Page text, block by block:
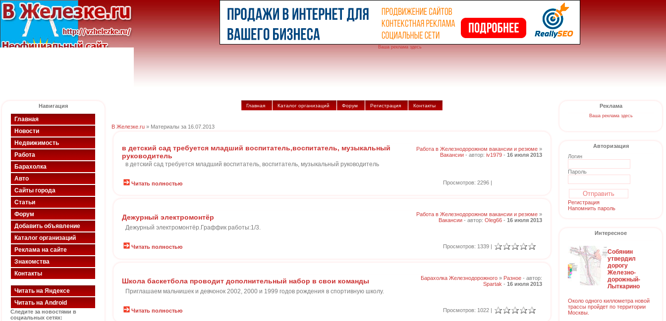
Ваша реклама здесь
Навигация
Главная
Новости
Недвижимость
Работа
Барахолка
Авто
Сайты города
Статьи
Форум
Добавить объявление
Каталог организаций
Реклама на сайте
Знакомства
Контакты
Читать на Яндексе
Читать на Android
Следите за новостями в
социальных сетях:
Главная Каталог организаций Форум Регистрация Контакты
В Железке.ru » Материалы за 16.07.2013
в детский сад требуется младший воспитатель,воспитатель, музыкальный
руководитель
Работа в Железнодорожном вакансии и резюме »
Вакансии - автор: iv1979 - 16 июля 2013
в детский сад требуется младший воспитатель, воспитатель, музыкальный руководитель
Читать полностью Просмотров: 2296 |
Дежурный электромонтёр Работа в Железнодорожном вакансии и резюме »
Вакансии - автор: Oleg66 - 16 июля 2013
Дежурный электромонтёр.Граффик работы:1/3.
Читать полностью Просмотров: 1339 |
Школа баскетбола проводит дополнительный набор в свои команды Барахолка Железнодорожного » Разное - автор:
Spartak - 16 июля 2013
Приглашаем мальчишек и девчонок 2002, 2000 и 1999 годов рождения в спортивную школу.
Читать полностью Просмотров: 1022 |
Реклама
Ваша реклама здесь
Авторизация
Логин
Пароль
Регистрация
Напомнить пароль
Интересное
Собянин
утвердил
дорогу
Железно-
дорожный-
Лыткарино
Около одного киллометра новой
трассы пройдет по территории
Москвы.